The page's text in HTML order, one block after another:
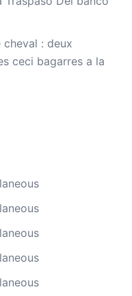
: deux
ceci bagarres a la